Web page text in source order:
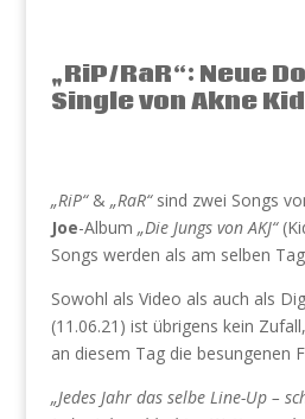
„RiP/RaR“: Neue
Single von Akne
„RiP“& „RaR“sind zwei Songs
Joe-Album „Die Jungs von AKJ“
Songs werden als am selben
Sowohl als Video als auch als
(11.06.21) ist übrigens kein
an diesem Tag die besungenen
„Jedes Jahr das selbe Line-Up –